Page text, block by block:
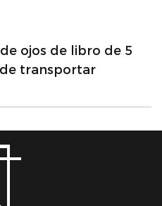
ojos de libro de 5
transportar